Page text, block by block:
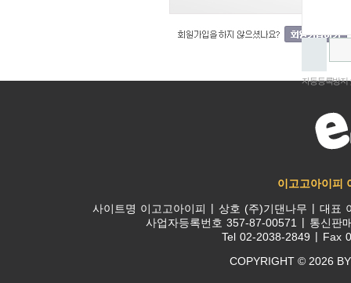
자동등록방지
이고고아이피
사이트명 이고고아이피 상호 (주)기댄나무 대표
사업자등록번호 357-87-00571
통신판
Tel 02-2038-2849 Fax
COPYRIGHT © 2026